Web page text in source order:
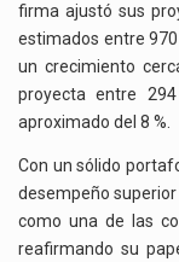
firma ajustó sus
estimados entre
un crecimiento
proyecta entre
aproximado del 8 %.
Con un sólido
desempeño
como una de las
reafirmando su